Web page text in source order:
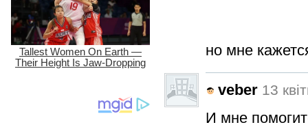
но мне
veber 13
И мне